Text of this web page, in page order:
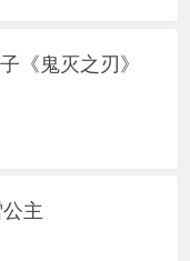
《鬼灭之刃》
主